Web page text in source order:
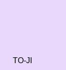
TO-JI